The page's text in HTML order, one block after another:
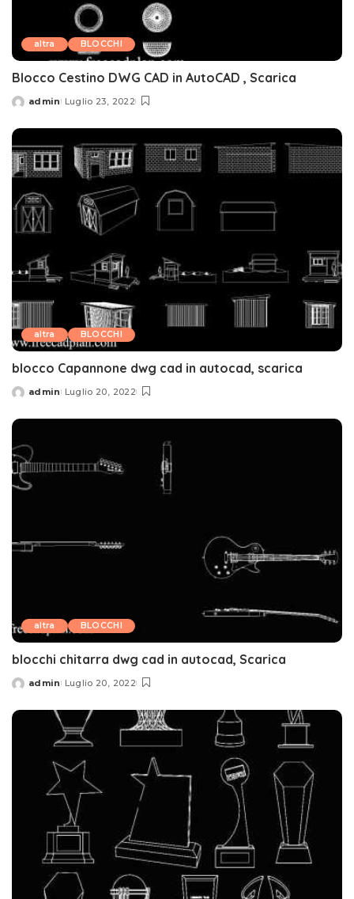
altra BLOCCHI
Blocco Cestino DWG CAD in AutoCAD , Scarica
Posted
admin Luglio 23, 2022
altra BLOCCHI
blocco Capannone dwg cad in autocad, scarica
Posted
admin Luglio 20, 2022
altra BLOCCHI
blocchi chitarra dwg cad in autocad, Scarica
Posted
admin Luglio 20, 2022